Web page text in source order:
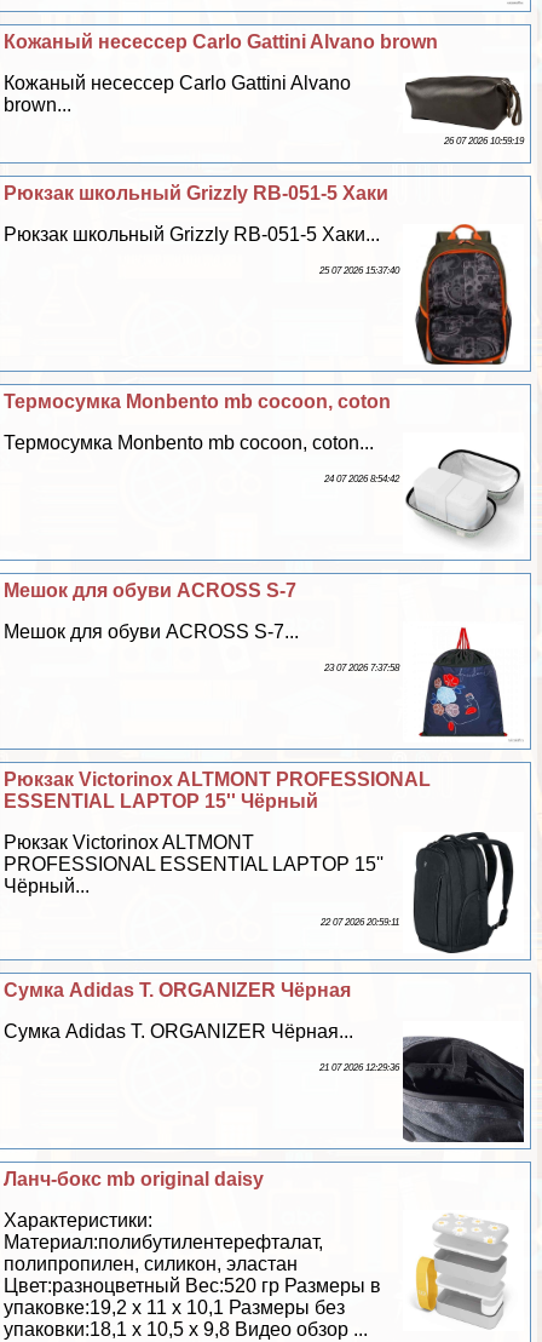
Кожаный несессер Carlo Gattini Alvano brown
Кожаный несессер Carlo Gattini Alvano
brown...
26 07 2026 10:59:19
Рюкзак школьный Grizzly RB-051-5 Хаки
Рюкзак школьный Grizzly RB-051-5 Хаки...
25 07 2026 15:37:40
Термосумка Monbento mb cocoon, coton
Термосумка Monbento mb cocoon, coton...
24 07 2026 8:54:42
Мешок для обуви ACROSS S-7
Мешок для обуви ACROSS S-7...
23 07 2026 7:37:58
Рюкзак Victorinox ALTMONT PROFESSIONAL
ESSENTIAL LAPTOP 15'' Чёрный
Рюкзак Victorinox ALTMONT
PROFESSIONAL ESSENTIAL LAPTOP 15''
Чёрный...
22 07 2026 20:59:11
Сумка Adidas T. ORGANIZER Чёрная
Сумка Adidas T. ORGANIZER Чёрная...
21 07 2026 12:29:36
Ланч-бокс mb original daisy
Хаpaктеристики:
Материал:полибутилентерефталат,
полипропилен, силикон, эластан
Цвет:разноцветный Вес:520 гр Размеры в
упаковке:19,2 х 11 х 10,1 Размеры без
упаковки:18,1 х 10,5 х 9,8 Видео обзор ...